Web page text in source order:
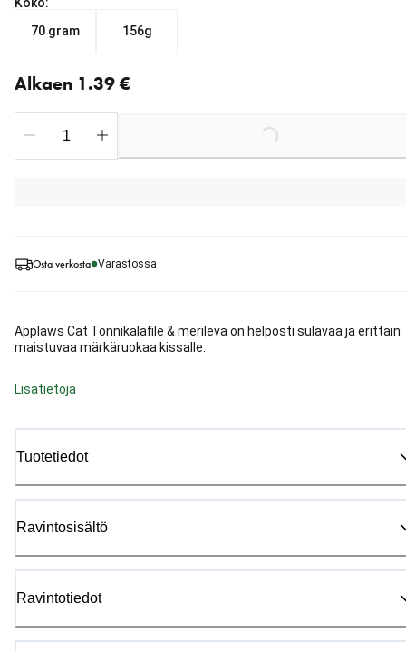
Osta verkosta Varastossa
Applaws Cat Tonnikalafile & merilevä on helposti sulavaa ja erittäin
maistuvaa märkäruokaa kissalle.
Lisätietoja
Tuotetiedot
Ravintosisältö
Ravintotiedot
70 gram
156g
Alkaen 1.39 €